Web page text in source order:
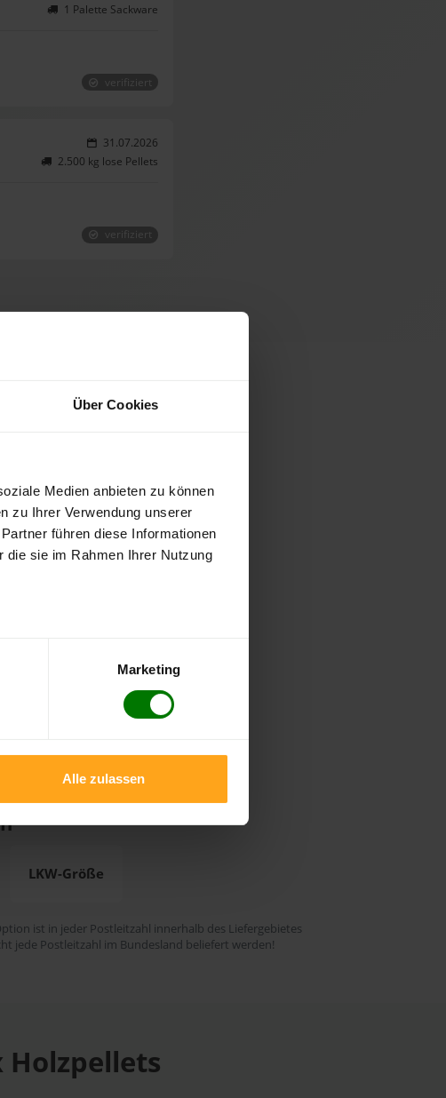
Über Cookies
Medien anbieten zu können
zu Ihrer Verwendung unserer
führen diese Informationen
die sie im Rahmen Ihrer Nutzung
Marketing
Alle zulassen
1 Palette Sackware
verifiziert
31.07.2026
2.500 kg lose Pellets
verifiziert
Lieferfrist
LKW-Größe
ist in jeder Postleitzahl innerhalb des Liefergebietes
jede Postleitzahl im Bundesland beliefert werden!
Holzpellets